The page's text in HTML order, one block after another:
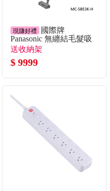
現賺好禮
國際牌
Panasonic 無纏結毛髮吸
塵器
送收納架
$ 9999